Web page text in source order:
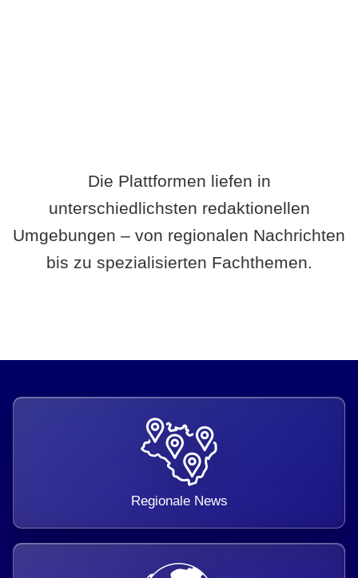
Die Plattformen liefen in
unterschiedlichsten redaktionellen
Umgebungen – von regionalen Nachrichten
bis zu spezialisierten Fachthemen.
Regionale News